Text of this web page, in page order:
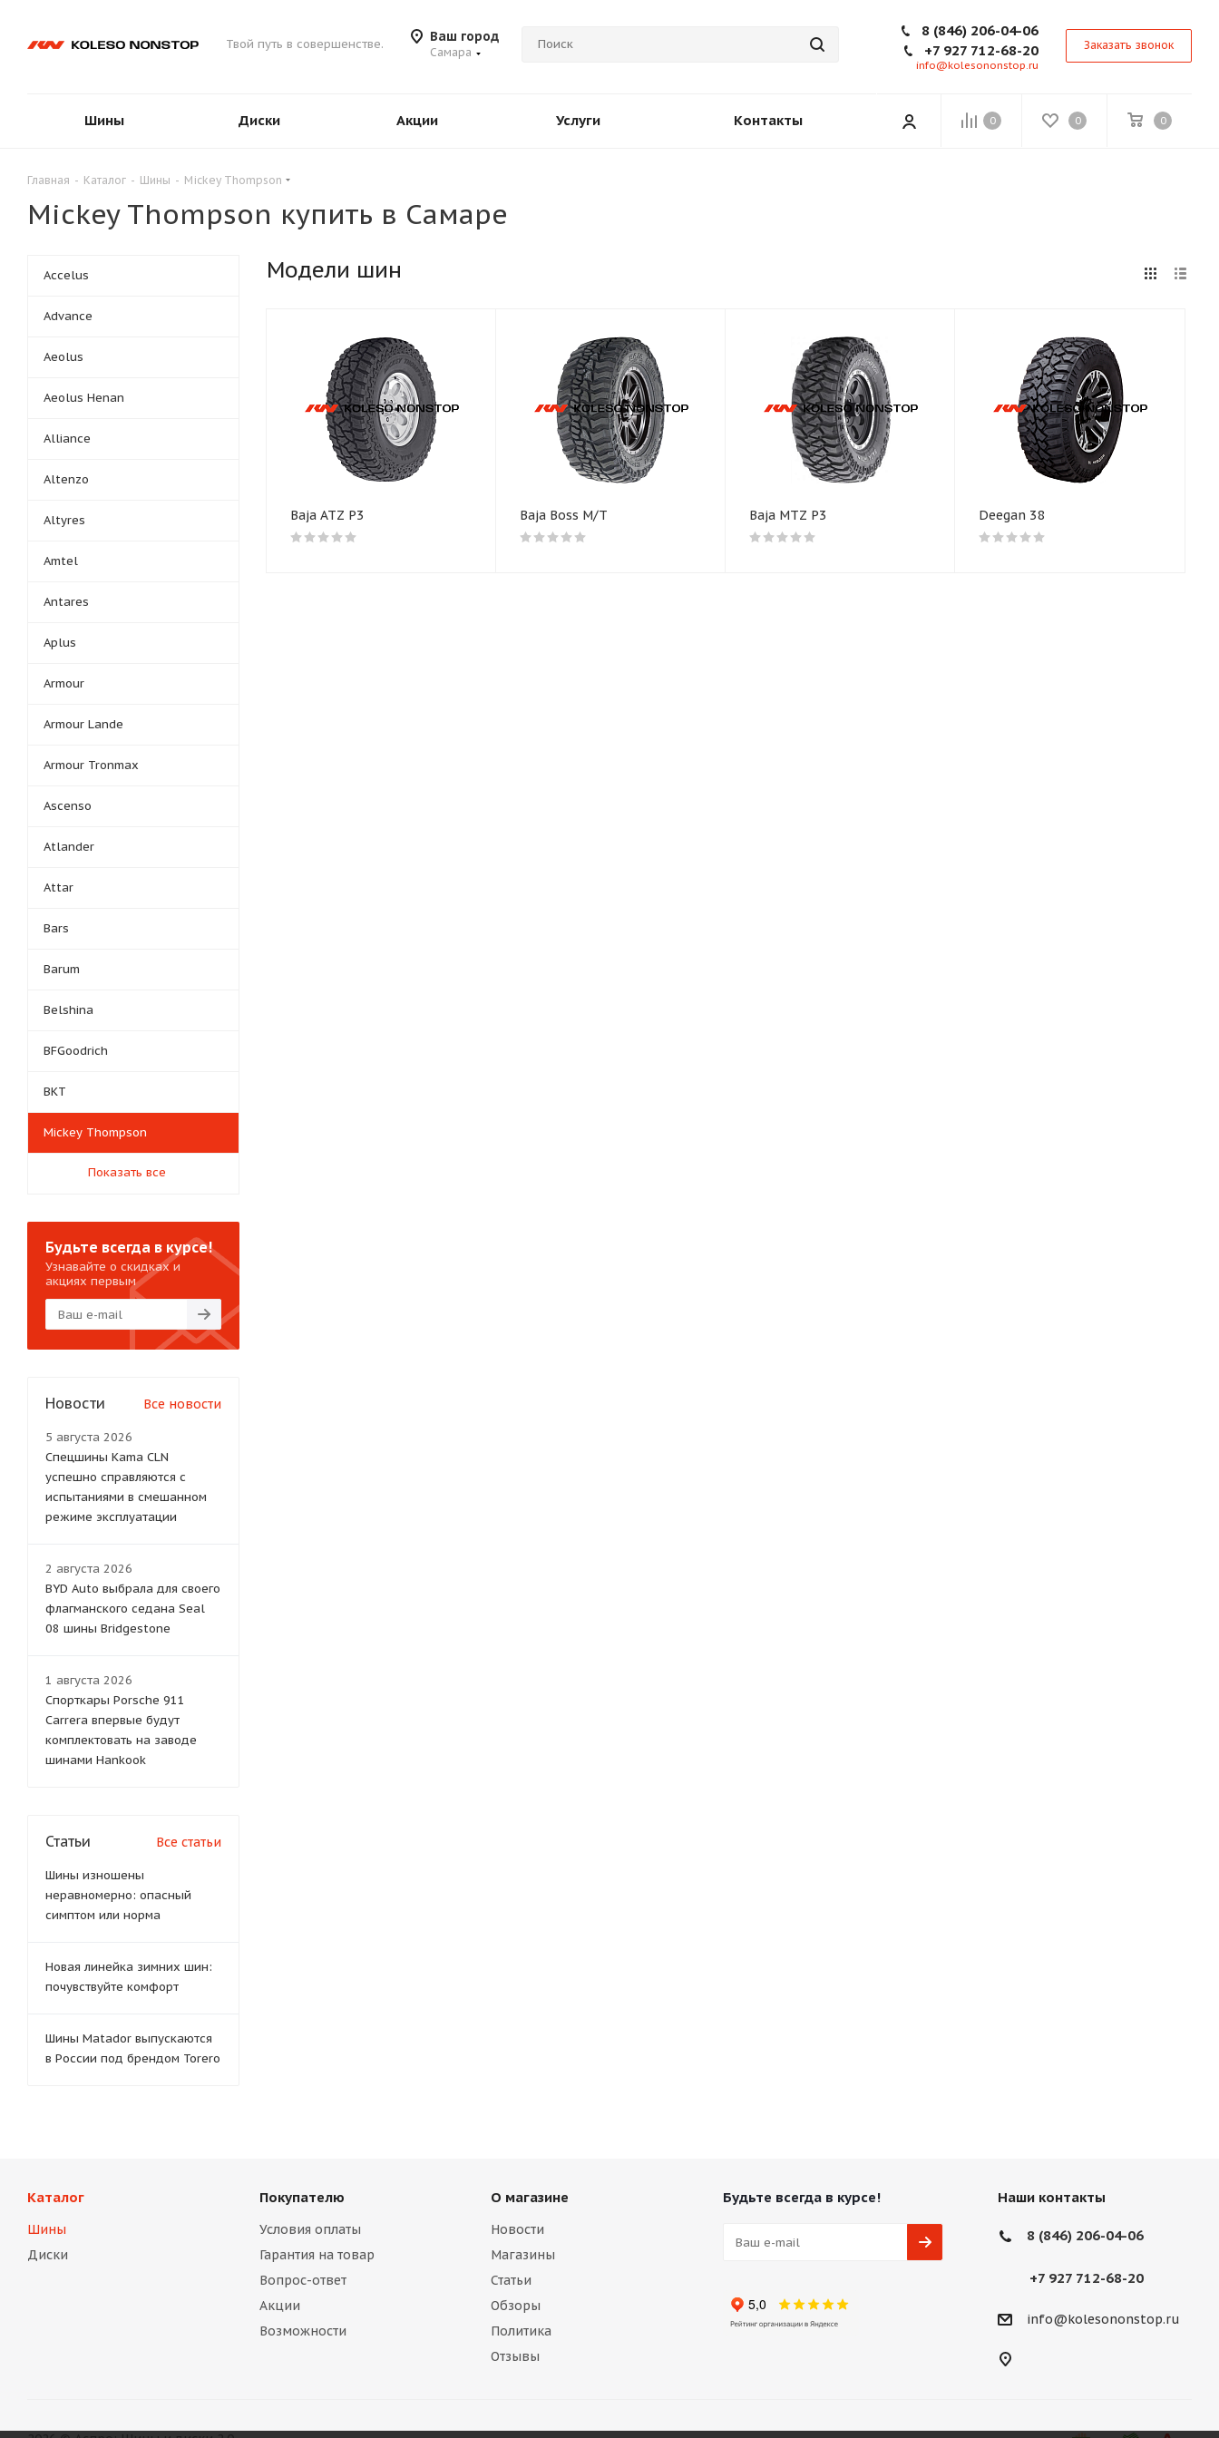
Твой путь в совершенстве. Ваш город
Самара
8 (846) 206-04-06
+7 927 712-68-20
info@kolesononstop.ru
Заказать звонок
0 0 0
Шины Диски Акции Услуги Контакты
Главная - Каталог - Шины - Mickey Thompson
Mickey Thompson купить в Самаре
Модели шин
Baja ATZ P3 Baja Boss M/T Baja MTZ P3 Deegan 38
Accelus
Advance
Aeolus
Aeolus Henan
Alliance
Altenzo
Altyres
Amtel
Antares
Aplus
Armour
Armour Lande
Armour Tronmax
Ascenso
Atlander
Attar
Bars
Barum
Belshina
BFGoodrich
BKT
Mickey Thompson
Показать все
Будьте всегда в курсе!
Узнавайте о скидках и
акциях первым
Новости Все новости
5 августа 2026
Спецшины Kama CLN
успешно справляются с
испытаниями в смешанном
режиме эксплуатации
2 августа 2026
BYD Auto выбрала для своего
флагманского седана Seal
08 шины Bridgestone
1 августа 2026
Спорткары Porsche 911
Carrera впервые будут
комплектовать на заводе
шинами Hankook
Статьи Все статьи
Шины изношены
неравномерно: опасный
симптом или норма
Новая линейка зимних шин:
почувствуйте комфорт
Шины Matador выпускаются
в России под брендом Torero
Каталог
Шины
Диски
Покупателю
Условия оплаты
Гарантия на товар
Вопрос-ответ
Акции
Возможности
О магазине
Новости
Магазины
Статьи
Обзоры
Политика
Отзывы
Будьте всегда в курсе! Наши контакты
8 (846) 206-04-06
+7 927 712-68-20
info@kolesononstop.ru